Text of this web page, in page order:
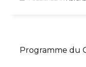
Programme du